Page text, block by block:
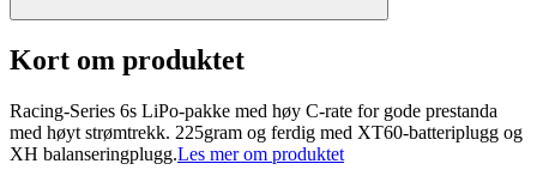
Kort om produktet
Racing-Series 6s LiPo-pakke med høy C-rate for gode prestanda
med høyt strømtrekk. 225gram og ferdig med XT60-batteriplugg og
XH balanseringplugg.Les mer om produktet